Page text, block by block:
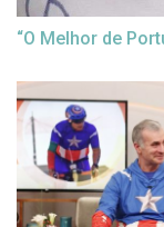
“O Melhor de